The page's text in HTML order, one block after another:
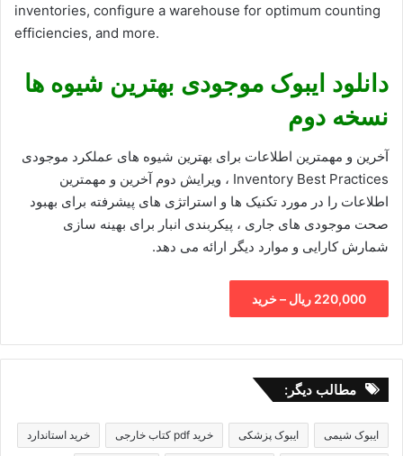
inventories, configure a warehouse for optimum counting
efficiencies, and more.
دانلود ایبوک موجودی بهترین شیوه ها
نسخه دوم
آخرین و مهمترین اطلاعات برای بهترین شیوه های عملکرد موجودی
Inventory Best Practices ، ویرایش دوم آخرین و مهمترین
اطلاعات را در مورد تکنیک ها و استراتژی های پیشرفته برای بهبود
صحت موجودی های جاری ، پیکربندی انبار برای بهینه سازی
شمارش کارایی و موارد دیگر ارائه می دهد.
220,000 ریال – خرید
مطالب دیگر:
ایبوک شیمی ایبوک پزشکی خرید pdf کتاب خارجی خرید استاندارد